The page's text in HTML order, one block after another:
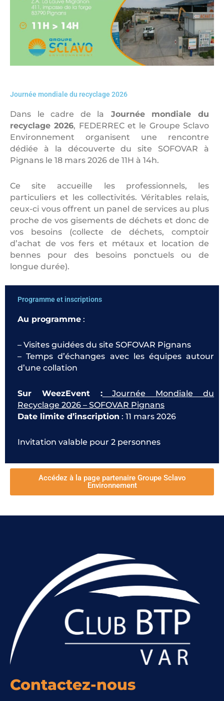
Journée mondiale du recyclage 2026
Dans le cadre de la Journée mondiale du
recyclage 2026, FEDERREC et le Groupe Sclavo
Environnement organisent une rencontre
dédiée à la découverte du site SOFOVAR à
Pignans le 18 mars 2026 de 11H à 14h.
Ce site accueille les professionnels, les
particuliers et les collectivités. Véritables relais,
ceux-ci vous offrent un panel de services au plus
proche de vos gisements de déchets et donc de
vos besoins (collecte de déchets, comptoir
d’achat de vos fers et métaux et location de
bennes pour des besoins ponctuels ou de
longue durée).
Programme et inscriptions
Au programme :
– Visites guidées du site SOFOVAR Pignans
– Temps d’échanges avec les équipes autour
d’une collation
Sur WeezEvent :
Journée Mondiale du
Recyclage 2026 – SOFOVAR Pignans
Date limite d’inscription : 11 mars 2026
Invitation valable pour 2 personnes
Accédez à la page partenaire Groupe Sclavo
Environnement
Contactez-nous